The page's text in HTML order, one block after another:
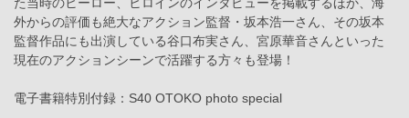
外からの評価も絶大なアクション監督・坂本浩一さん、その坂本
監督作品にも出演している谷口布実さん、宮原華音さんといった
現在のアクションシーンで活躍する方々も登場！
電子書籍特別付録：S40 OTOKO photo special